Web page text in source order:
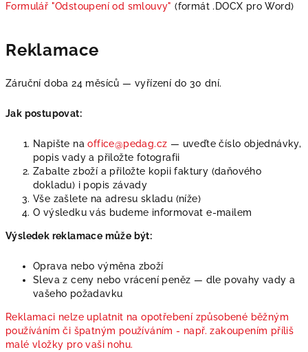
Formulář "Odstoupení od smlouvy" (formát .DOCX pro Word)
Reklamace
Záruční doba 24 měsíců — vyřízení do 30 dní.
Jak postupovat:
Napište naoffice@pedag.cz — uveďte číslo objednávky,
popis vady a přiložte fotografii
Zabalte zboží a přiložte kopii faktury (daňového
dokladu) i popis závady
Vše zašlete na adresu skladu (níže)
O výsledku vás budeme informovat e-mailem
Výsledek reklamace může být:
Oprava nebo výměna zboží
Sleva z ceny nebo vrácení peněz — dle povahy vady a
vašeho požadavku
Reklamaci nelze uplatnit na opotřebení způsobené běžným
používáním či špatným používáním - např. zakoupením příliš
malé vložky pro vaši nohu.